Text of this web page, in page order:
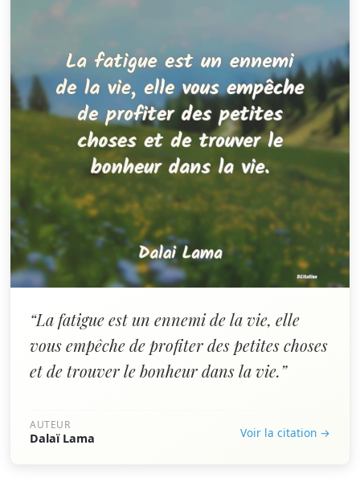
“La fatigue est un ennemi de la vie, elle
vous empêche de profiter des petites choses
et de trouver le bonheur dans la vie.”
AUTEUR
Dalaï Lama Voir la citation →